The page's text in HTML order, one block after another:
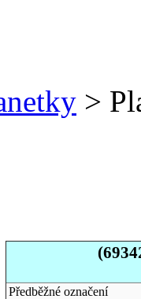
>
Předběžné označení